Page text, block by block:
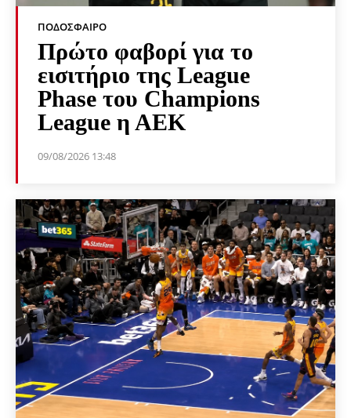
ΠΟΔΌΣΦΑΙΡΟ
Πρώτο φαβορί για το
εισιτήριο της League
Phase του Champions
League η ΑΕΚ
09/08/2026 13:48